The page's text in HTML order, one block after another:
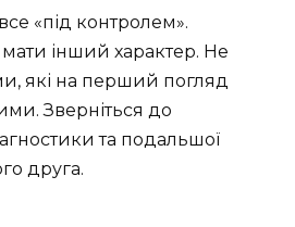
«під контролем».
інший характер. Не
які на перший погляд
Зверніться до
та подальшої
друга.